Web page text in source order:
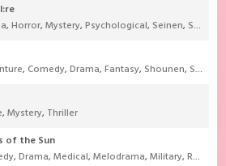
,Horror,Mystery,Psychological, Seinen, Supernatural
, Comedy,Drama,Fantasy, Shounen, Super Power
,Mystery, Thriller
of the Sun
,Drama,Medical,Melodrama,Military,Romance